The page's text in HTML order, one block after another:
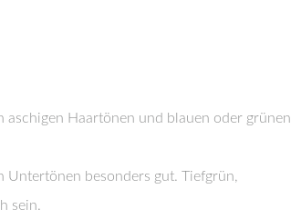
Haartönen und blauen oder grünen
Untertönen besonders gut. Tiefgrün,
sein.